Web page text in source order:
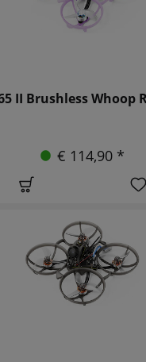
II Brushless Whoop
€ 114,90 *